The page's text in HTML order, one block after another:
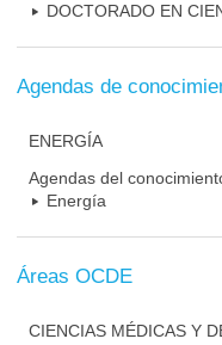
DOCTORADO EN
Agendas de
ENERGÍA
Agendas del
Energía
Áreas OCDE
CIENCIAS MÉDICAS Y